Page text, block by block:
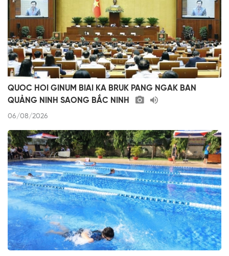
QUOC HOI GINUM BIAI KA BRUK PANG NGAK BAN
QUẢNG NINH SAONG BẮC NINH
06/08/2026